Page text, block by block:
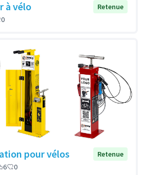
à vélo
Retenue
0
pour vélos
Retenue
6 0